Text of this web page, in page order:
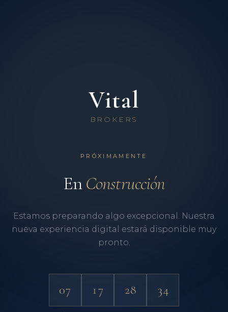
Vital
BROKERS
PRÓXIMAMENTE
EnConstrucción
Estamos preparando algo excepcional. Nuestra
nueva experiencia digital estará disponible muy
pronto.
07 17 28 34